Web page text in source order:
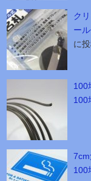
ク
ー
に
100
100
100